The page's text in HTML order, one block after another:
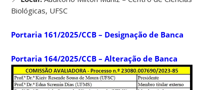
Biológicas, UFSC
Portaria 161/2025/CCB – Designação de Banca
Portaria 164/2025/CCB – Alteração de Banca